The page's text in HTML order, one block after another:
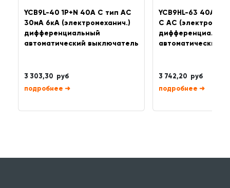
YCB9L-40 1P+N 40A C тип AC
30мА 6кА (электромеханич.)
дифференциальный
автоматический выключатель
3 303,30 руб
➜
YCB9HL-63 40А
C AC
автоматический
3 742,20 руб
➜